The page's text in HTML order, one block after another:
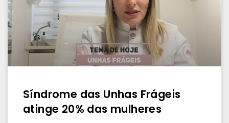
Síndrome das Unhas Frágeis
atinge 20% das mulheres